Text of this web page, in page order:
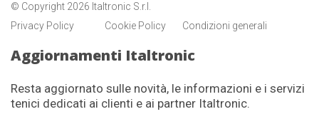
© Copyright 2026 Italtronic S.r.l.
Privacy Policy
Cookie Policy Condizioni generali
Aggiornamenti Italtronic
Resta aggiornato sulle novità, le informazioni e i servizi
tenici dedicati ai clienti e ai partner Italtronic.